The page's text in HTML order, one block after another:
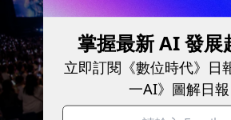
掌握最新 AI 發展
立即訂閱《數位時代》日
一AI》圖解日報